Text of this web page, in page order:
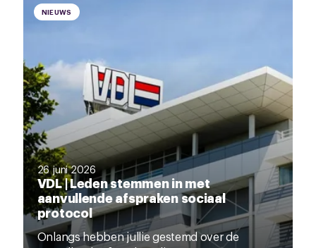
NIEUWS
26 juni 2026
VDL | Leden stemmen in met
aanvullende afspraken sociaal
protocol
Onlangs hebben jullie gestemd over de